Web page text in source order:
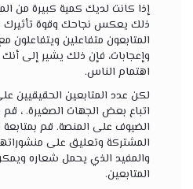
إذا كانت لديك كمية كبيرة من
ذلك يعكس نجاحك وقوة تأثيرك
المتابعون متفاعلين ويتفاعلون
وإعجابات، فإن ذلك يشير إلى
اهتمام الناس.
لكن عدد المتابعين الحقيقيين
اتباع بعض الجهات الصغيرة. ، قم
الضيوف على المنصة. قم
المشتركة وتعليق على
والمفيد الذي يحمل شعاره
المتابعين.